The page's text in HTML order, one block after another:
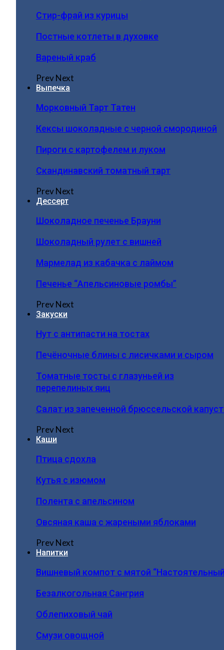
Стир-фрай из курицы
Постные котлеты в духовке
Вареный краб
PrevNext
Выпечка
Морковный Тарт Татен
Кексы шоколадные с черной смородиной
Пироги c картофелем и луком
Скандинавский томатный тарт
PrevNext
Дессерт
Шоколадное печенье Брауни
Шоколадный рулет с вишней
Мармелад из кабачка с лаймом
Печенье “Апельсиновые ромбы”
PrevNext
Закуски
Нут с антипасти на тостах
Печёночные блины с лисичками и сыром
Томатные тосты с глазуньей из
перепелиных яиц
Салат из запеченной брюссельской
PrevNext
Каши
Птица сдохла
Кутья с изюмом
Полента с апельсином
Овсяная каша с жареными яблоками
PrevNext
Напитки
Вишневый компот с мятой
Безалкогольная Сангрия
Облепиховый чай
Смузи овощной